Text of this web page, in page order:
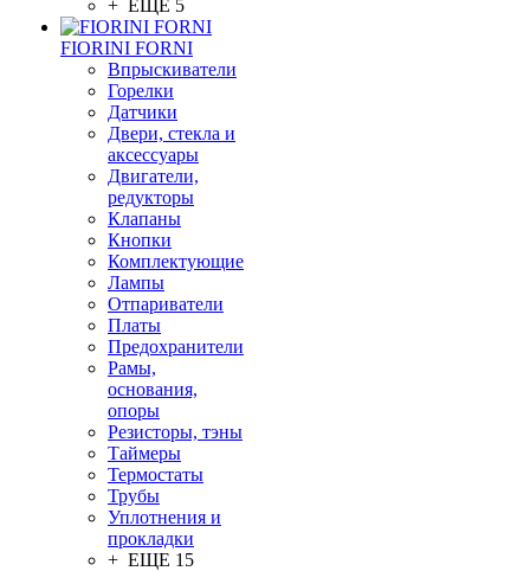
+ ЕЩЕ 5
FIORINI FORNI
Впрыскиватели
Горелки
Датчики
Двери, стекла и
аксессуары
Двигатели,
редукторы
Клапаны
Кнопки
Комплектующие
Лампы
Отпариватели
Платы
Предохранители
Рамы,
основания,
опоры
Резисторы, тэны
Таймеры
Термостаты
Трубы
Уплотнения и
прокладки
+ ЕЩЕ 15